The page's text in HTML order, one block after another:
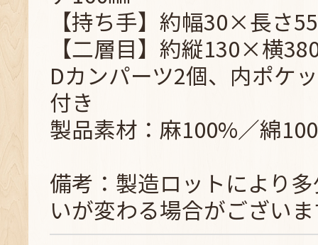
【持ち手】約幅30×長さ
【二層目】約縦130×横
Dカンパーツ2個、内ポケ
付き
製品素材：麻100%／綿
備考：製造ロットにより
いが変わる場合がござい